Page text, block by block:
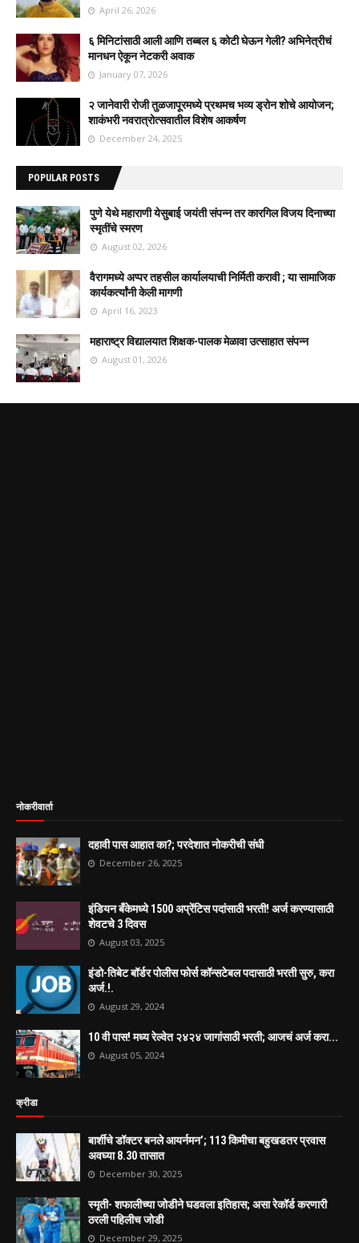
April 26, 2026
६ मिनिटांसाठी आली आणि तब्बल ६ कोटी घेऊन गेली? अभिनेत्रीचं
मानधन ऐकून नेटकरी अवाक
January 07, 2026
२ जानेवारी रोजी तुळजापूरमध्ये प्रथमच भव्य ड्रोन शोचे आयोजन;
शाकंभरी नवरात्रोत्सवातील विशेष आकर्षण
December 24, 2025
POPULAR POSTS
पुणे येथे महाराणी येसुबाई जयंती संपन्न तर कारगिल विजय दिनाच्या
स्मृतींचे स्मरण
August 02, 2026
वैरागमध्ये अप्पर तहसील कार्यालयाची निर्मिती करावी ; या सामाजिक
कार्यकर्त्यांनी केली मागणी
April 16, 2023
महाराष्ट्र विद्यालयात शिक्षक-पालक मेळावा उत्साहात संपन्न
August 01, 2026
नोकरीवार्ता
दहावी पास आहात का?; परदेशात नोकरीची संधी
December 26, 2025
इंडियन बँकेमध्ये 1500 अप्रेंटिस पदांसाठी भरती! अर्ज करण्यासाठी
शेवटचे 3 दिवस
August 03, 2025
इंडो-तिबेट बॉर्डर पोलीस फोर्स कॉन्सटेबल पदासाठी भरती सुरु, करा
अर्ज.!.
August 29, 2024
10 वी पास! मध्य रेल्वेत २४२४ जागांसाठी भरती; आजचं अर्ज करा...
August 05, 2024
क्रीडा
बार्शीचे डॉक्टर बनले आयर्नमन’; 113 किमीचा बहुखडतर प्रवास
अवघ्या 8.30 तासात
December 30, 2025
स्मृती- शफालीच्या जोडीने घडवला इतिहास; असा रेकॉर्ड करणारी
ठरली पहिलीच जोडी
December 29, 2025